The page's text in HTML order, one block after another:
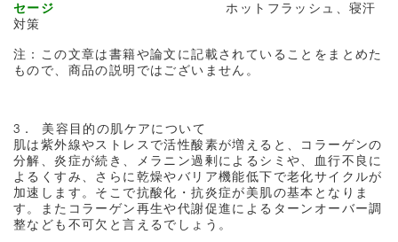
セージ
ホットフラッシュ、寝汗
対策
注：この文章は書籍や論文に記載されていることをまとめた
もので、商品の説明ではございません。
3． 美容目的の肌ケアについて
肌は紫外線やストレスで活性酸素が増えると、コラーゲンの
分解、炎症が続き、メラニン過剰によるシミや、血行不良に
よるくすみ、さらに乾燥やバリア機能低下で老化サイクルが
加速します。そこで抗酸化・抗炎症が美肌の基本となりま
す。またコラーゲン再生や代謝促進によるターンオーバー調
整なども不可欠と言えるでしょう。